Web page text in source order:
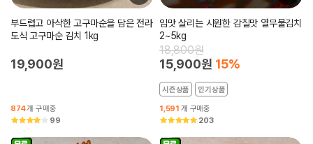
부드럽고 아삭한 고구마순을 담은 전라
도식 고구마순 김치 1kg
19,900원
874개 구매중
99
입맛 살리는 시원한 감칠맛 열무물김치
2~5kg
18,800원
15,900원 15%
시즌상품 인기상품
1,591 개 구매중
203